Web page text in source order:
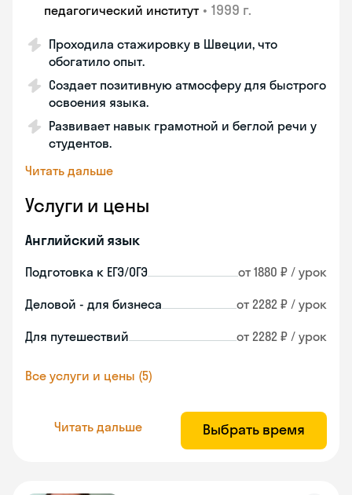
педагогический институт • 1999 г.
Проходила стажировку в Швеции, что
обогатило опыт.
Создает позитивную атмосферу для быстрого
освоения языка.
Развивает навык грамотной и беглой речи у
студентов.
Читать дальше
Услуги и цены
Английский язык
Подготовка к ЕГЭ/ОГЭ от 1880 ₽ / урок
Деловой - для бизнеса от 2282 ₽ / урок
Для путешествий от 2282 ₽ / урок
Все услуги и цены (5)
Читать дальше Выбрать время